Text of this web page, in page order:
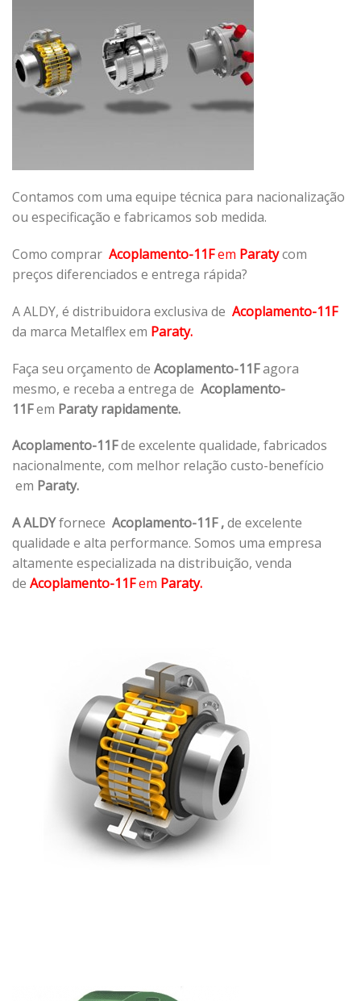
Contamos com uma equipe técnica para nacionalização
ou especificação e fabricamos sob medida.
Como comprar Acoplamento-11Fem Paratycom
preços diferenciados e entrega rápida?
A ALDY, é distribuidora exclusiva de Acoplamento-11F
da marca Metalflex em Paraty.
Faça seu orçamento de Acoplamento-11Fagora
mesmo, e receba a entrega de Acoplamento-
11Fem Paraty rapidamente.
Acoplamento-11Fde excelente qualidade, fabricados
nacionalmente, com melhor relação custo-benefício
em Paraty.
A ALDYfornece Acoplamento-11F ,de excelente
qualidade e alta performance. Somos uma empresa
altamente especializada na distribuição, venda
de Acoplamento-11Fem Paraty.